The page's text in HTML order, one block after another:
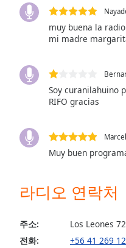
Descriptions
descriptions
selected
settings
opens
subtitles
subtitles
selected
Audio
muy buena la
mi madre
Soy curanilahuino
RIFO gracias
Muy buen
라디오 연락처
주소:
Los Leones
전화:
+56 41 269